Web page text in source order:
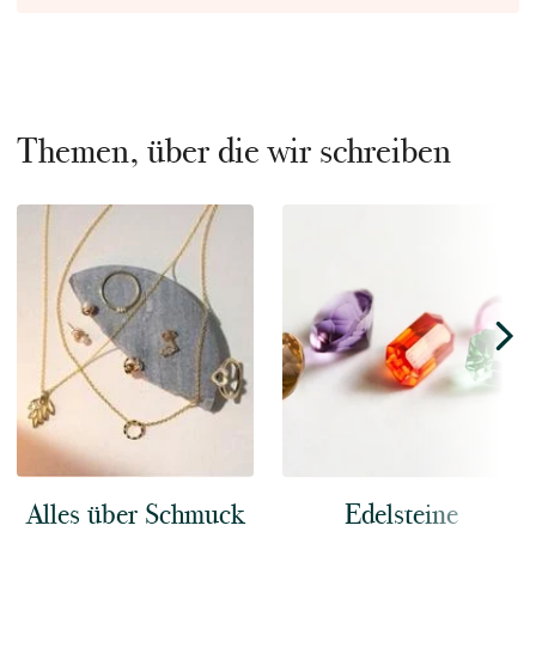
Themen, über die wir schreiben
Alles über Schmuck Edelsteine